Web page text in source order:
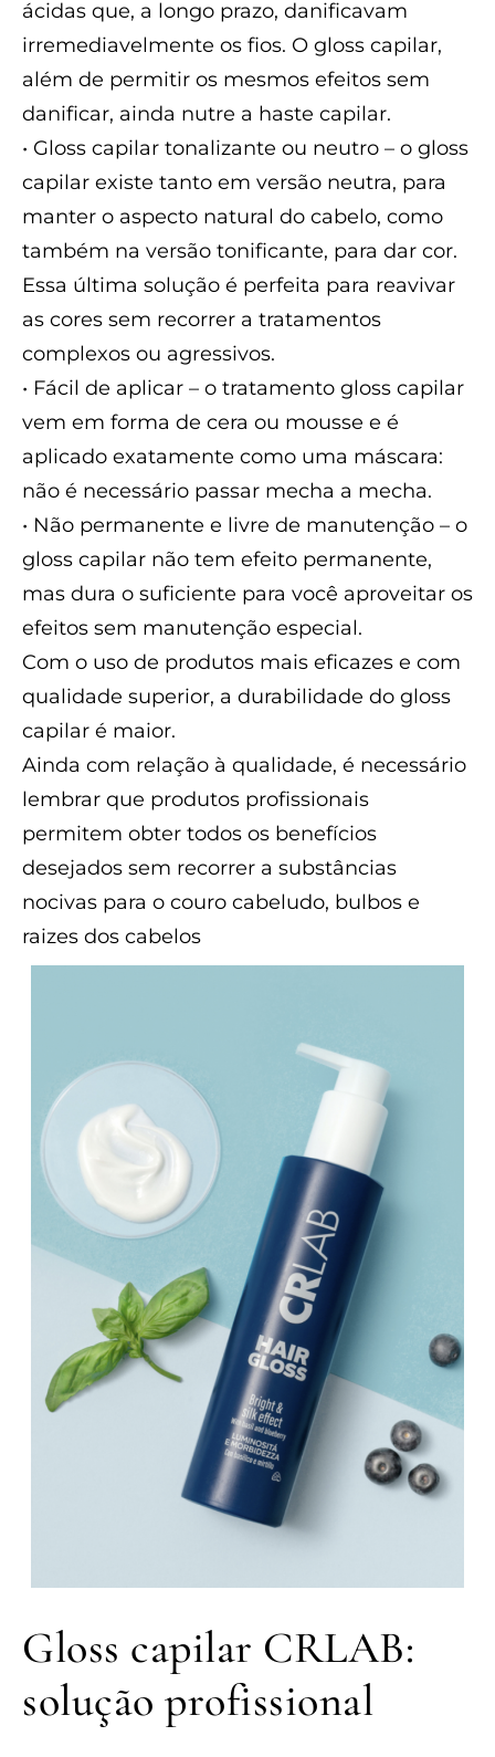
ácidas que, a longo prazo, danificavam
irremediavelmente os fios. O gloss capilar,
além de permitir os mesmos efeitos sem
danificar, ainda nutre a haste capilar.
• Gloss capilar tonalizante ou neutro – o gloss
capilar existe tanto em versão neutra, para
manter o aspecto natural do cabelo, como
também na versão tonificante, para dar cor.
Essa última solução é perfeita para reavivar
as cores sem recorrer a tratamentos
complexos ou agressivos.
• Fácil de aplicar – o tratamento gloss capilar
vem em forma de cera ou mousse e é
aplicado exatamente como uma máscara:
não é necessário passar mecha a mecha.
• Não permanente e livre de manutenção – o
gloss capilar não tem efeito permanente,
mas dura o suficiente para você aproveitar os
efeitos sem manutenção especial.
Com o uso de produtos mais eficazes e com
qualidade superior, a durabilidade do gloss
capilar é maior.
Ainda com relação à qualidade, é necessário
lembrar que produtos profissionais
permitem obter todos os benefícios
desejados sem recorrer a substâncias
nocivas para o couro cabeludo, bulbos e
raizes dos cabelos
Gloss capilar CRLAB:
solução profissional